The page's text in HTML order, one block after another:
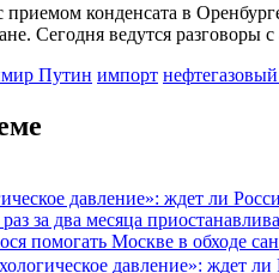
конденсата в
Сегодня ведутся
Путин импорт
давление»: ждет ли
за два месяца
помогать Москве в обходе